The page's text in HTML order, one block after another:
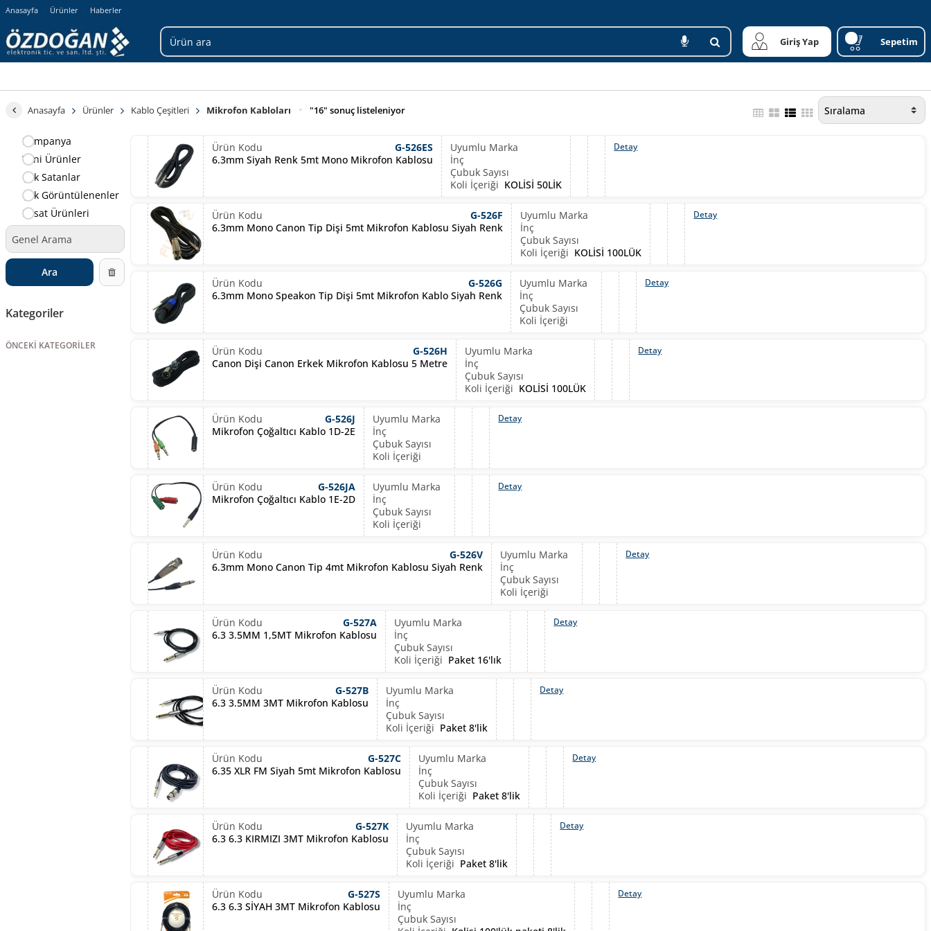
Anasayfa Ürünler Haberler
Giriş Yap Sepetim
Anasayfa Ürünler Kablo Çeşitleri Mikrofon Kabloları "16" sonuç listeleniyor
Kampanya
Yeni Ürünler
Çok Satanlar
Çok Görüntülenenler
Fırsat Ürünleri
Ara
Kategoriler
ÖNCEKI KATEGORILER
G-526ES
6.3mm Siyah Renk 5mt Mono Mikrofon Kablosu
KOLİSİ 50LİK
Detay
G-526F
6.3mm Mono Canon Tip Dişi 5mt Mikrofon Kablosu Siyah Renk
KOLİSİ 100LÜK
Detay
G-526G
6.3mm Mono Speakon Tip Dişi 5mt Mikrofon Kablo Siyah Renk
Detay
G-526H
Canon Dişi Canon Erkek Mikrofon Kablosu 5 Metre
KOLİSİ 100LÜK
Detay
G-526J
Mikrofon Çoğaltıcı Kablo 1D-2E
Detay
G-526JA
Mikrofon Çoğaltıcı Kablo 1E-2D
Detay
G-526V
6.3mm Mono Canon Tip 4mt Mikrofon Kablosu Siyah Renk
Detay
G-527A
6.3 3.5MM 1,5MT Mikrofon Kablosu
Paket 16'lık
Detay
G-527B
6.3 3.5MM 3MT Mikrofon Kablosu
Paket 8'lik
Detay
G-527C
6.35 XLR FM Siyah 5mt Mikrofon Kablosu
Paket 8'lik
Detay
G-527K
6.3 6.3 KIRMIZI 3MT Mikrofon Kablosu
Paket 8'lik
Detay
G-527S
6.3 6.3 SİYAH 3MT Mikrofon Kablosu
Detay